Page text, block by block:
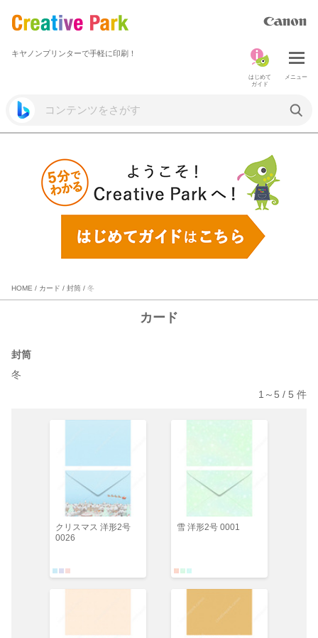
キヤノンプリンターで手軽に印刷！
メニュー
はじめて
ガイド
HOME / カード / 封筒 / 冬
カード
封筒
冬
1～ 5 / 5 件
クリスマス 洋形2号
0026
雪 洋形2号 0001